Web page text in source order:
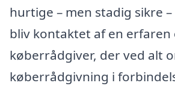
hurtige – men stadig sikre
bliv kontaktet af en erfaren
køberrådgiver, der ved alt
køberrådgivning i